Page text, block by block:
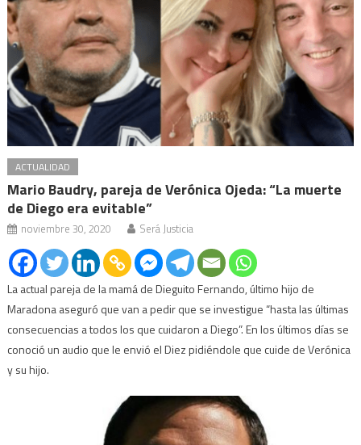
ACTUALIDAD
Mario Baudry, pareja de Verónica Ojeda: “La muerte
de Diego era evitable”
noviembre 30, 2020 Será Justicia
La actual pareja de la mamá de Dieguito Fernando, último hijo de
Maradona aseguró que van a pedir que se investigue “hasta las últimas
consecuencias a todos los que cuidaron a Diego”. En los últimos días se
conoció un audio que le envió el Diez pidiéndole que cuide de Verónica
y su hijo.